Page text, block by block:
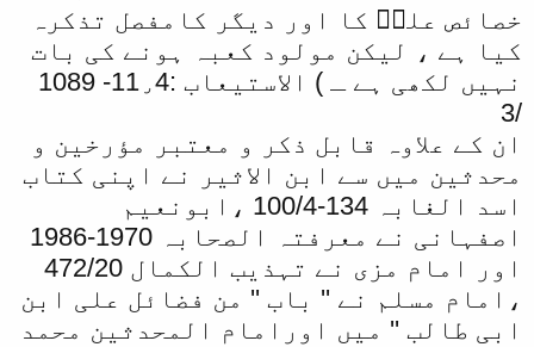
خصائص علیؓ کا اور دیگر کامفصل تذکرہ
کیا ہے ، لیکن مولود کعبہ ہونے کی بات
نہیں لکھی ہے ـ ) الاستيعاب :11٫4- 1089
/3
ان کے علاوہ قابل ذکر و معتبر مؤرخین و
محدثین میں سے ابن الاثیر نے اپنی کتاب
اسد الغابہ 134-100/4 ،ابونعیم
اصفہانی نے معرفتہ الصحابہ 1970-1986
اور امام مزی نے تہذیب الکمال 472/20
،امام مسلم نے '' باب '' من فضائل علی ابن
ابی طالب '' میں اورامام المحدثین محمد